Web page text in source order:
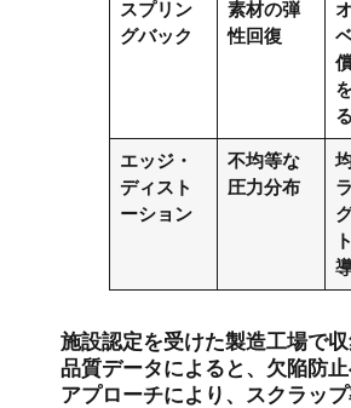
スプリン
グバック
素材の弾
性回復
る
エッジ・
ディスト
ーション
不均等な
圧力分布
施設認定を受けた製造工場で
品質データによると、欠陥防
アプローチにより、スクラッ